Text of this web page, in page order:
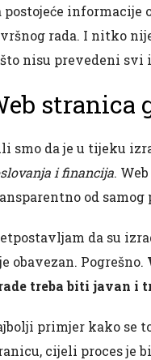
postojeće informacije
rada. I nitko
nisu prevedeni svi
stranica
smo da je u tijeku
i financija.
od samog
da su
obavezan. Pogrešno.
treba biti javan i
primjer kako se
cijeli proces je